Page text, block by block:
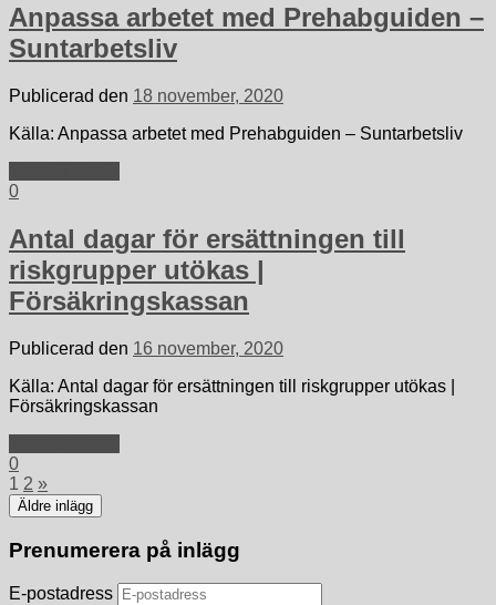
Anpassa arbetet med Prehabguiden –
Suntarbetsliv
Publicerad den 18 november, 2020
Källa: Anpassa arbetet med Prehabguiden – Suntarbetsliv
0
Antal dagar för ersättningen till
riskgrupper utökas |
Försäkringskassan
Publicerad den 16 november, 2020
Källa: Antal dagar för ersättningen till riskgrupper utökas |
Försäkringskassan
0
1 2 »
Äldre inlägg
Prenumerera på inlägg
E-postadress